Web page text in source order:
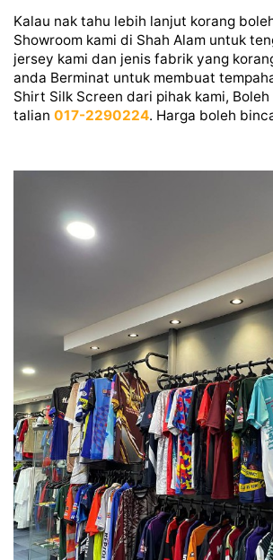
Kalau nak tahu lebih lanjut korang
Showroom kami di Shah Alam untuk
jersey kami dan jenis fabrik yang
anda Berminat untuk membuat
Shirt Silk Screen dari pihak kami,
talian 017-2290224. Harga boleh